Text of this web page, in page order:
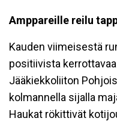
Amppareille reilu
Kauden viimeisestä
positiivista
Jääkiekkoliiton
kolmannella sijalla
Haukat rökittivät